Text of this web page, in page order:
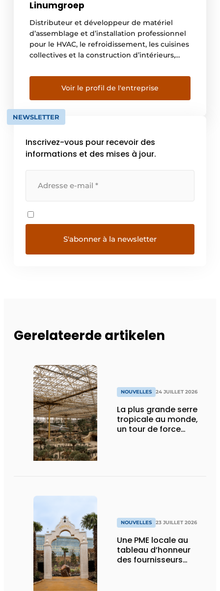
Linumgroep
Distributeur et développeur de matériel
d’assemblage et d’installation professionnel
pour le HVAC, le refroidissement, les cuisines
collectives et la construction d’intérieurs,
ainsi que l’intralogistique, Linumgroep est
une valeur sûre sur le marché européen. Le
Linumgroep est composé de quatre
entreprises complémentaires qui, chacune
dans sa spécialisation, garantit un service à
Voir le profil de l'entreprise
NEWSLETTER
Inscrivez-vous pour recevoir des
informations et des mises à jour.
Gerelateerde artikelen
NOUVELLES 24 JUILLET 2026
La plus grande serre
tropicale au monde,
un tour de force
NOUVELLES 23 JUILLET 2026
Une PME locale au
tableau d’honneur
des fournisseurs